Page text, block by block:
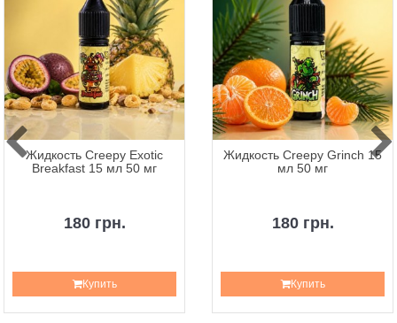
Жидкость Creepy Exotic
Breakfast 15 мл 50 мг
180 грн.
Купить
Жидкость Creepy Grinch 15
мл 50 мг
180 грн.
Купить